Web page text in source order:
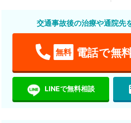
交通事故後の治療や通院先
無料 電話で無
LINEで無料相談